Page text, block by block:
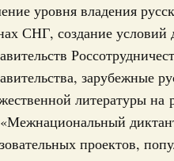
уровня владения
СНГ, создание условий
зарубежные
литературы на
проектов,
30 июля, четверг
, 30 июля 2026,Оборот
новый временный
и утвердило
нефтепродуктов
года №952, №953, №954